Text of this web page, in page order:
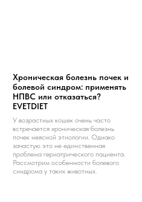
Хроническая болезнь почек и
болевой синдром: применять
НПВС или отказаться?
EVETDIET
У возрастных кошек очень часто
встречается хроническая болезнь
почек неясной этиологии. Однако
зачастую это не единственная
проблема гериатрического пациента.
Рассмотрим особенности болевого
синдрома у таких животных.